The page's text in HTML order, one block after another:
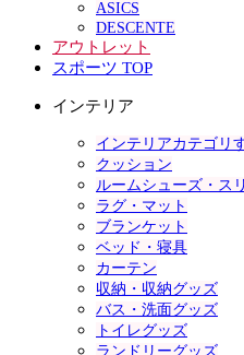
ASICS
DESCENTE
アウトレット
スポーツ TOP
インテリア
インテリアカテゴリ
クッション
ルームシューズ・ス
ラグ・マット
ブランケット
ベッド・寝具
カーテン
収納・収納グッズ
バス・洗面グッズ
トイレグッズ
ランドリーグッズ